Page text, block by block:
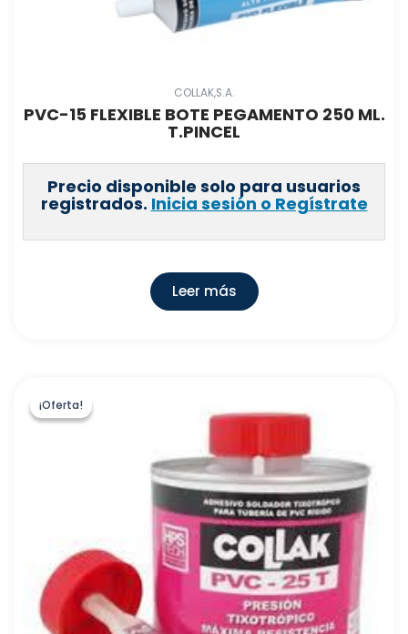
COLLAK,S.A.
PVC-15 FLEXIBLE BOTE PEGAMENTO 250 ML.
T.PINCEL
Precio disponible solo para usuarios
registrados. Inicia sesión o Regístrate
Leer más
¡Oferta!
¡Oferta!